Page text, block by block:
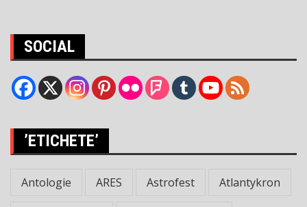
SOCIAL
’ETICHETE’
Antologie ARES Astrofest Atlantykron